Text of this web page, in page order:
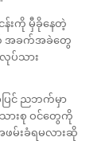
းကို မှီခိုနေတဲ့
အခက်အခဲတွေ
လုပ်သား
ြင် ညဘက်မှာ
သားစု ဝင်တွေကို
ဖမ်းခံရမလားဆို